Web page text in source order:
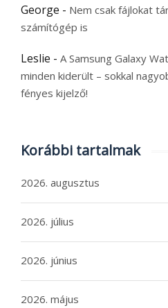
George - Nem csak fájlokat
számítógép is
Leslie - A Samsung Galaxy
minden kiderült – sokkal
fényes kijelző!
Korábbi tartalmak
2026. augusztus
2026. július
2026. június
2026. május